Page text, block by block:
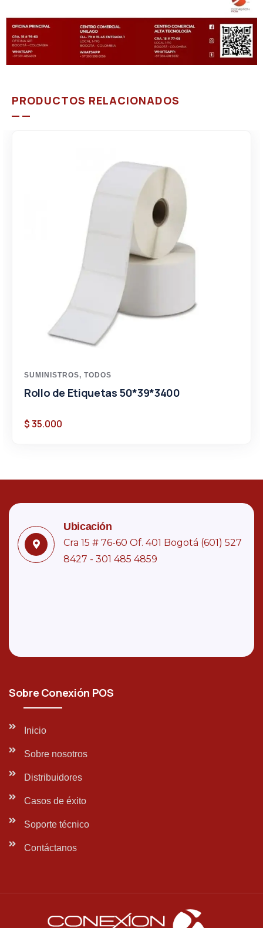
PRODUCTOS RELACIONADOS
SUMINISTROS, TODOS
Rollo de Etiquetas 50*39*3400
$35.000
Ubicación
Cra 15 # 76-60 Of. 401 Bogotá (601) 527
8427 - 301 485 4859
Sobre Conexión POS
Inicio
Sobre nosotros
Distribuidores
Casos de éxito
Soporte técnico
Contáctanos